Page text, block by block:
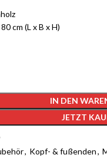
cm (L x B x H)
IN DEN
JETZT
, Kopf- & fußenden,